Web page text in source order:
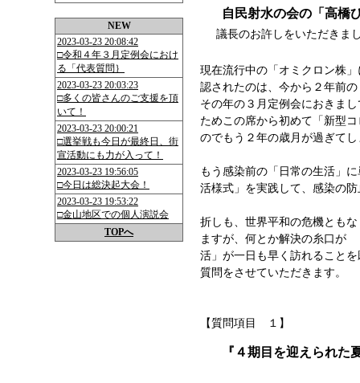
NEW
2023-03-23 20:08:42
□令和４年３月定例会におけ
る「代表質問｝
2023-03-23 20:03:23
□多くの皆さんのご支援を頂
いて！
2023-03-23 20:00:21
□選挙戦も今日が最終日、街
宣活動にも力が入って！
2023-03-23 19:56:05
□今日は総決起大会！
2023-03-23 19:53:22
□金山地区での個人演説会
TOPへ
自民射水の会の「高橋
議長のお許しをいただきま
現在流行中の「オミクロン株
認されたのは、今から２年
その年の３月定例会におきま
ためこの席から初めて「新型
のでもう２年の歳月が過ぎて
もう感染前の「日常の生活」
活様式」を実践して、感染の
折しも、世界平和の危機とも
ますが、何とか解決の糸口が
活」が一日も早く訪れること
質問をさせていただきます。
【質問項目 １】
『４期目を迎えられ